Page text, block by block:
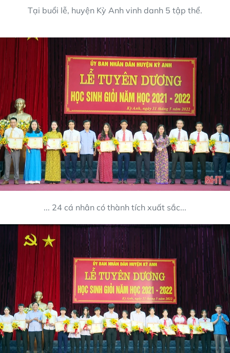
Tại buổi lễ, huyện Kỳ Anh vinh danh 5 tập thể.
... 24 cá nhân có thành tích xuất sắc...